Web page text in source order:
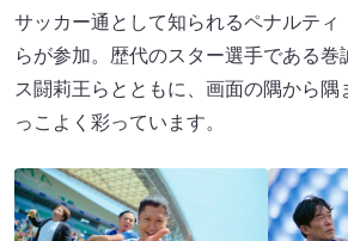
サッカー通として知られるペナルティ
らが参加。歴代のスター選手である巻
ス闘莉王らとともに、画面の隅から隅
っこよく彩っています。